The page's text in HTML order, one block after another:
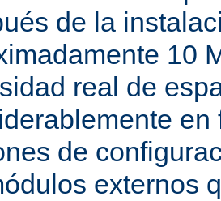
de la
10
real de
en
de
externos